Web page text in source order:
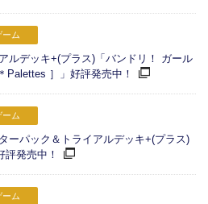
ーム
ルデッキ+(プラス)「バンドリ！ ガール
Palettes ］」好評発売中！
ーム
ーパック＆トライアルデッキ+(プラス)
評発売中！
ーム